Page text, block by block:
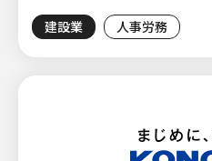
建設業 人事労務